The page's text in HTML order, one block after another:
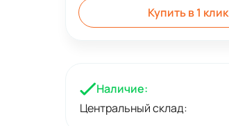
Купить в 1 клик
Наличие:
Центральный склад: